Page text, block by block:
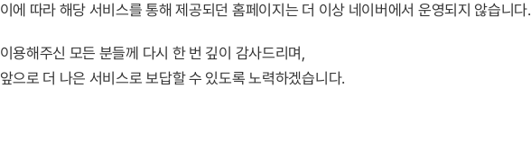
이에 따라 해당 서비스를 통해 제공되던 홈페이지는 더 이상 네이버에서 운영되지 않습니다.
이용해주신 모든 분들께 다시 한 번 깊이 감사드리며,
앞으로 더 나은 서비스로 보답할 수 있도록 노력하겠습니다.